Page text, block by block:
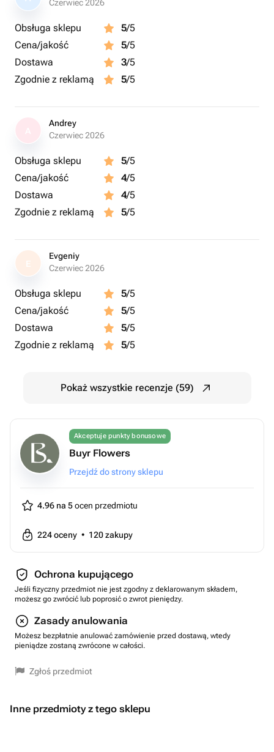
Czerwiec 2026
Obsługa sklepu 5/5
Cena/jakość
5/5
Dostawa
3/5
Zgodnie z reklamą
5/5
Andrey
Czerwiec 2026
Obsługa sklepu 5/5
Cena/jakość
4/5
Dostawa
4/5
Zgodnie z reklamą
5/5
E
Evgeniy
Czerwiec 2026
Obsługa sklepu 5/5
Cena/jakość
5/5
Dostawa
5/5
Zgodnie z reklamą
5/5
Pokaż wszystkie recenzje (59)
Akceptuje punkty bonusowe
Buyr Flowers
Przejdź do strony sklepu
4.96 na 5ocen przedmiotu
224oceny • 120zakupy
Ochrona kupującego
Jeśli fizyczny przedmiot nie jest zgodny z deklarowanym składem,
możesz go zwrócić lub poprosić o zwrot pieniędzy.
Zasady anulowania
Możesz bezpłatnie anulować zamówienie przed dostawą, wtedy
pieniądze zostaną zwrócone w całości.
Zgłoś przedmiot
Inne przedmioty z tego sklepu